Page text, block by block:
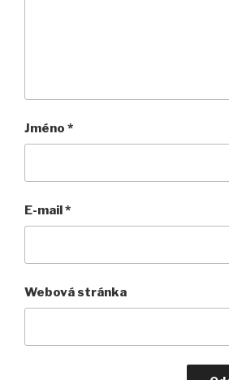
Jméno *
E-mail*
Webová stránka